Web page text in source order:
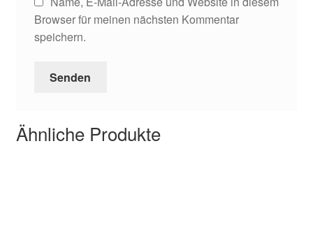
Browser für meinen nächsten Kommentar
speichern.
Ähnliche Produkte